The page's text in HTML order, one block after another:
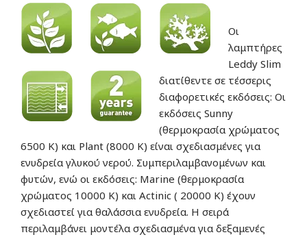
Οι
λαμπτήρες
Leddy Slim
διατίθεντε σε τέσσερις
διαφορετικές εκδόσεις: Οι
εκδόσεις Sunny
(θερμοκρασία χρώματος
6500 K) και Plant (8000 K) είναι σχεδιασμένες για
ενυδρεία γλυκού νερού. Συμπεριλαμβανομένων και
φυτών, ενώ οι εκδόσεις: Marine (θερμοκρασία
χρώματος 10000 K) και Actinic ( 20000 K) έχουν
σχεδιαστεί για θαλάσσια ενυδρεία. Η σειρά
περιλαμβάνει μοντέλα σχεδιασμένα για δεξαμενές